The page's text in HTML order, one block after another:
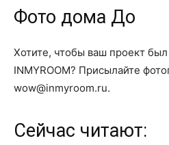
Фото дома До
Хотите, чтобы ваш проект
INMYROOM? Присылайте
wow@inmyroom.ru.
Сейчас читают: